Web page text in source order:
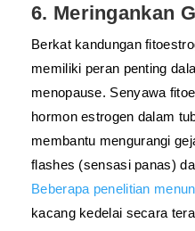
6. Meringankan
Berkat kandungan
memiliki peran penting
menopause. Senyawa
hormon estrogen dalam
membantu mengurangi
flashes (sensasi panas)
Beberapa penelitian
kacang kedelai secara